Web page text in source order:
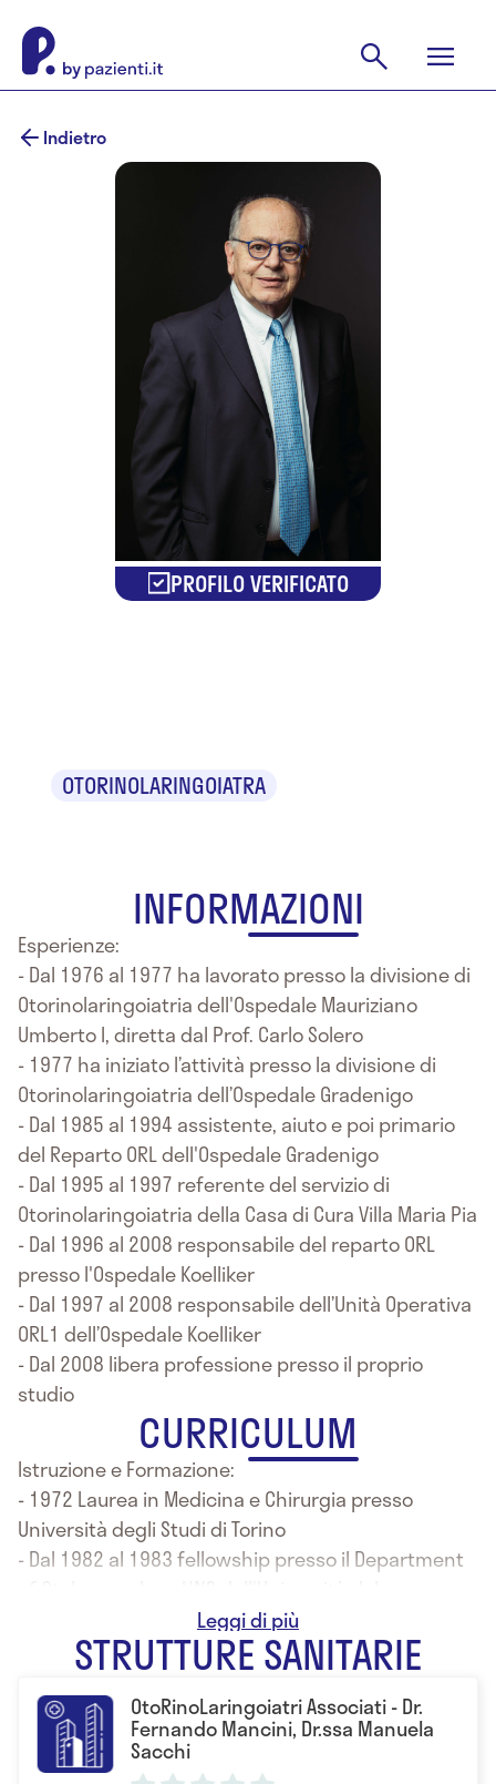
Indietro
PROFILO VERIFICATO
OTORINOLARINGOIATRA
INFORMAZIONI
Esperienze:
- Dal 1976 al 1977 ha lavorato presso la divisione di
Otorinolaringoiatria dell'Ospedale Mauriziano
Umberto I, diretta dal Prof. Carlo Solero
- 1977 ha iniziato l’attività presso la divisione di
Otorinolaringoiatria dell’Ospedale Gradenigo
- Dal 1985 al 1994 assistente, aiuto e poi primario
del Reparto ORL dell'Ospedale Gradenigo
- Dal 1995 al 1997 referente del servizio di
Otorinolaringoiatria della Casa di Cura Villa Maria Pia
- Dal 1996 al 2008 responsabile del reparto ORL
presso l'Ospedale Koelliker
- Dal 1997 al 2008 responsabile dell’Unità Operativa
ORL1 dell’Ospedale Koelliker
- Dal 2008 libera professione presso il proprio
studio
CURRICULUM
Istruzione e Formazione:
- 1972 Laurea in Medicina e Chirurgia presso
Università degli Studi di Torino
- Dal 1982 al 1983 fellowship presso il Department
Minnesota, Minneapolis (USA)
- 1975 Specializzazione in Otorinolaringoiatria e
Patologia Cervico-Facciale conseguita presso
l'Università degli Studi di Torino
STRUTTURE SANITARIE
OtoRinoLaringoiatri Associati - Dr.
Fernando Mancini, Dr.ssa Manuela
Sacchi